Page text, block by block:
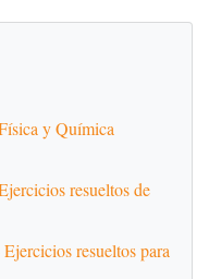
y Química
resueltos de
resueltos para